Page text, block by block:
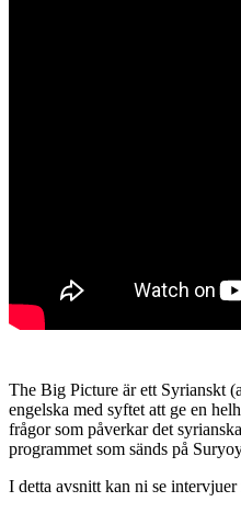
The Big Picture är ett Syrianskt
engelska med syftet att ge en
frågor som påverkar det
programmet som sänds på
I detta avsnitt kan ni se intervjuer